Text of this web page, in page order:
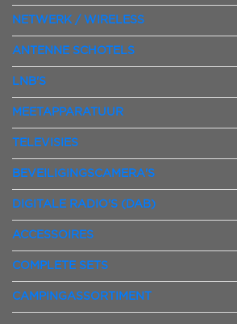
NETWERK / WIRELESS
ANTENNE SCHOTELS
LNB'S
MEETAPPARATUUR
TELEVISIES
BEVEILIGINGSCAMERA'S
DIGITALE RADIO'S (DAB)
ACCESSOIRES
COMPLETE SETS
CAMPINGASSORTIMENT